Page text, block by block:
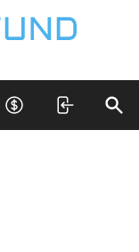
Открыть скрытые